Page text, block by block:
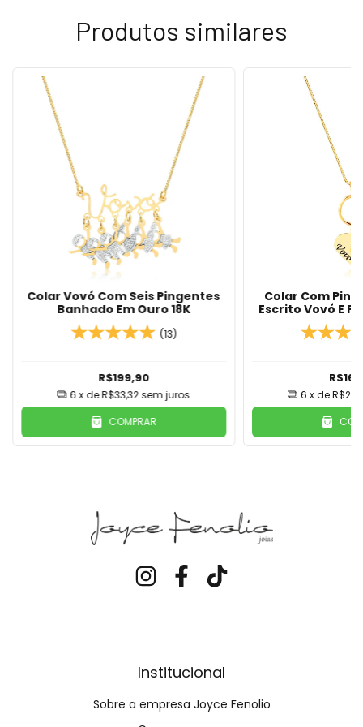
Produtos similares
Colar Vovó Com Seis Pingentes
Banhado Em Ouro 18K
(13)
R$199,90
6 x deR$33,32 sem juros
COMPRAR
Colar Com
Escrito Vovó E
Rubi
6 x de
Institucional
Sobre a empresa Joyce Fenolio